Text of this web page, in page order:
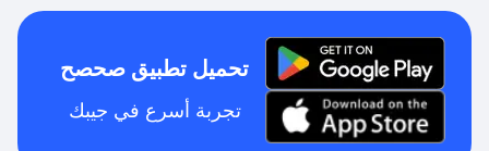
تحميل تطبيق صحصح
تجربة أسرع في جيبك